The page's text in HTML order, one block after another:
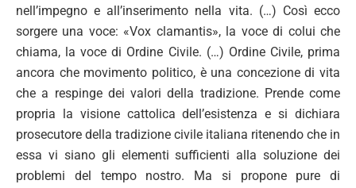
nell’impegno e all’inserimento nella vita. (…) Così ecco
sorgere una voce: «Vox clamantis», la voce di colui che
chiama, la voce di Ordine Civile. (…) Ordine Civile, prima
ancora che movimento politico, è una concezione di vita
che a respinge dei valori della tradizione. Prende come
propria la visione cattolica dell’esistenza e si dichiara
prosecutore della tradizione civile italiana ritenendo che in
essa vi siano gli elementi sufficienti alla soluzione dei
problemi del tempo nostro. Ma si propone pure di